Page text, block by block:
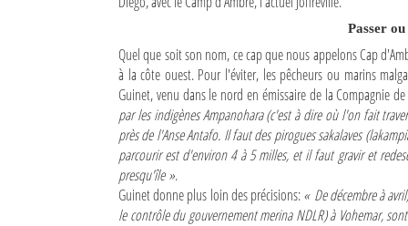
Passer
Quel que soit son nom, ce cap que nous appelons Cap
à la côte ouest. Pour l'éviter, les pêcheurs ou marins
Guinet, venu dans le nord en émissaire de la Compagnie
par les indigènes Ampanohara (c'est à dire où l'on fait
près de l'Anse Antafo. Il faut des pirogues sakalaves
parcourir est d'environ 4 à 5 milles, et il faut gravir et
presqu'île ».
Guinet donne plus loin des précisions:« De décembre à
le contrôle du gouvernement merina NDLR) à Vohemar,